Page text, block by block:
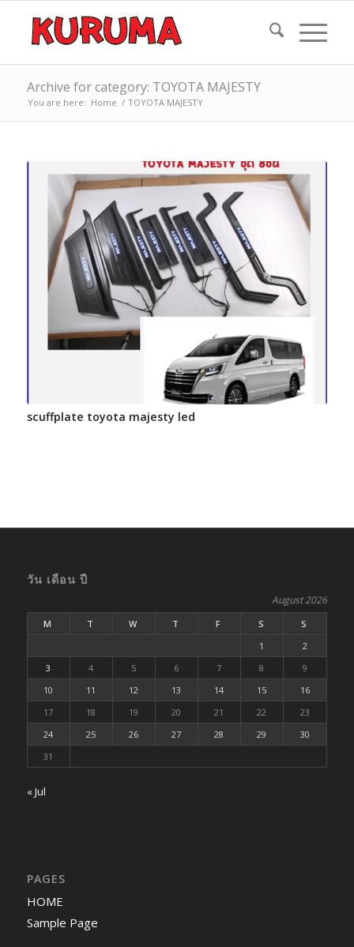
Archive for category: TOYOTA MAJESTY
You are here: Home / TOYOTA MAJESTY
scuffplate toyota majesty led
วัน เดือน ปี
August 2026
M T W T F S
S
1
2
3
4 5 6 7 8
9
10
11 12 13 14 15
16
17
18 19 20 21 22
23
24
25 26 27 28 29
30
31
« Jul
PAGES
HOME
Sample Page